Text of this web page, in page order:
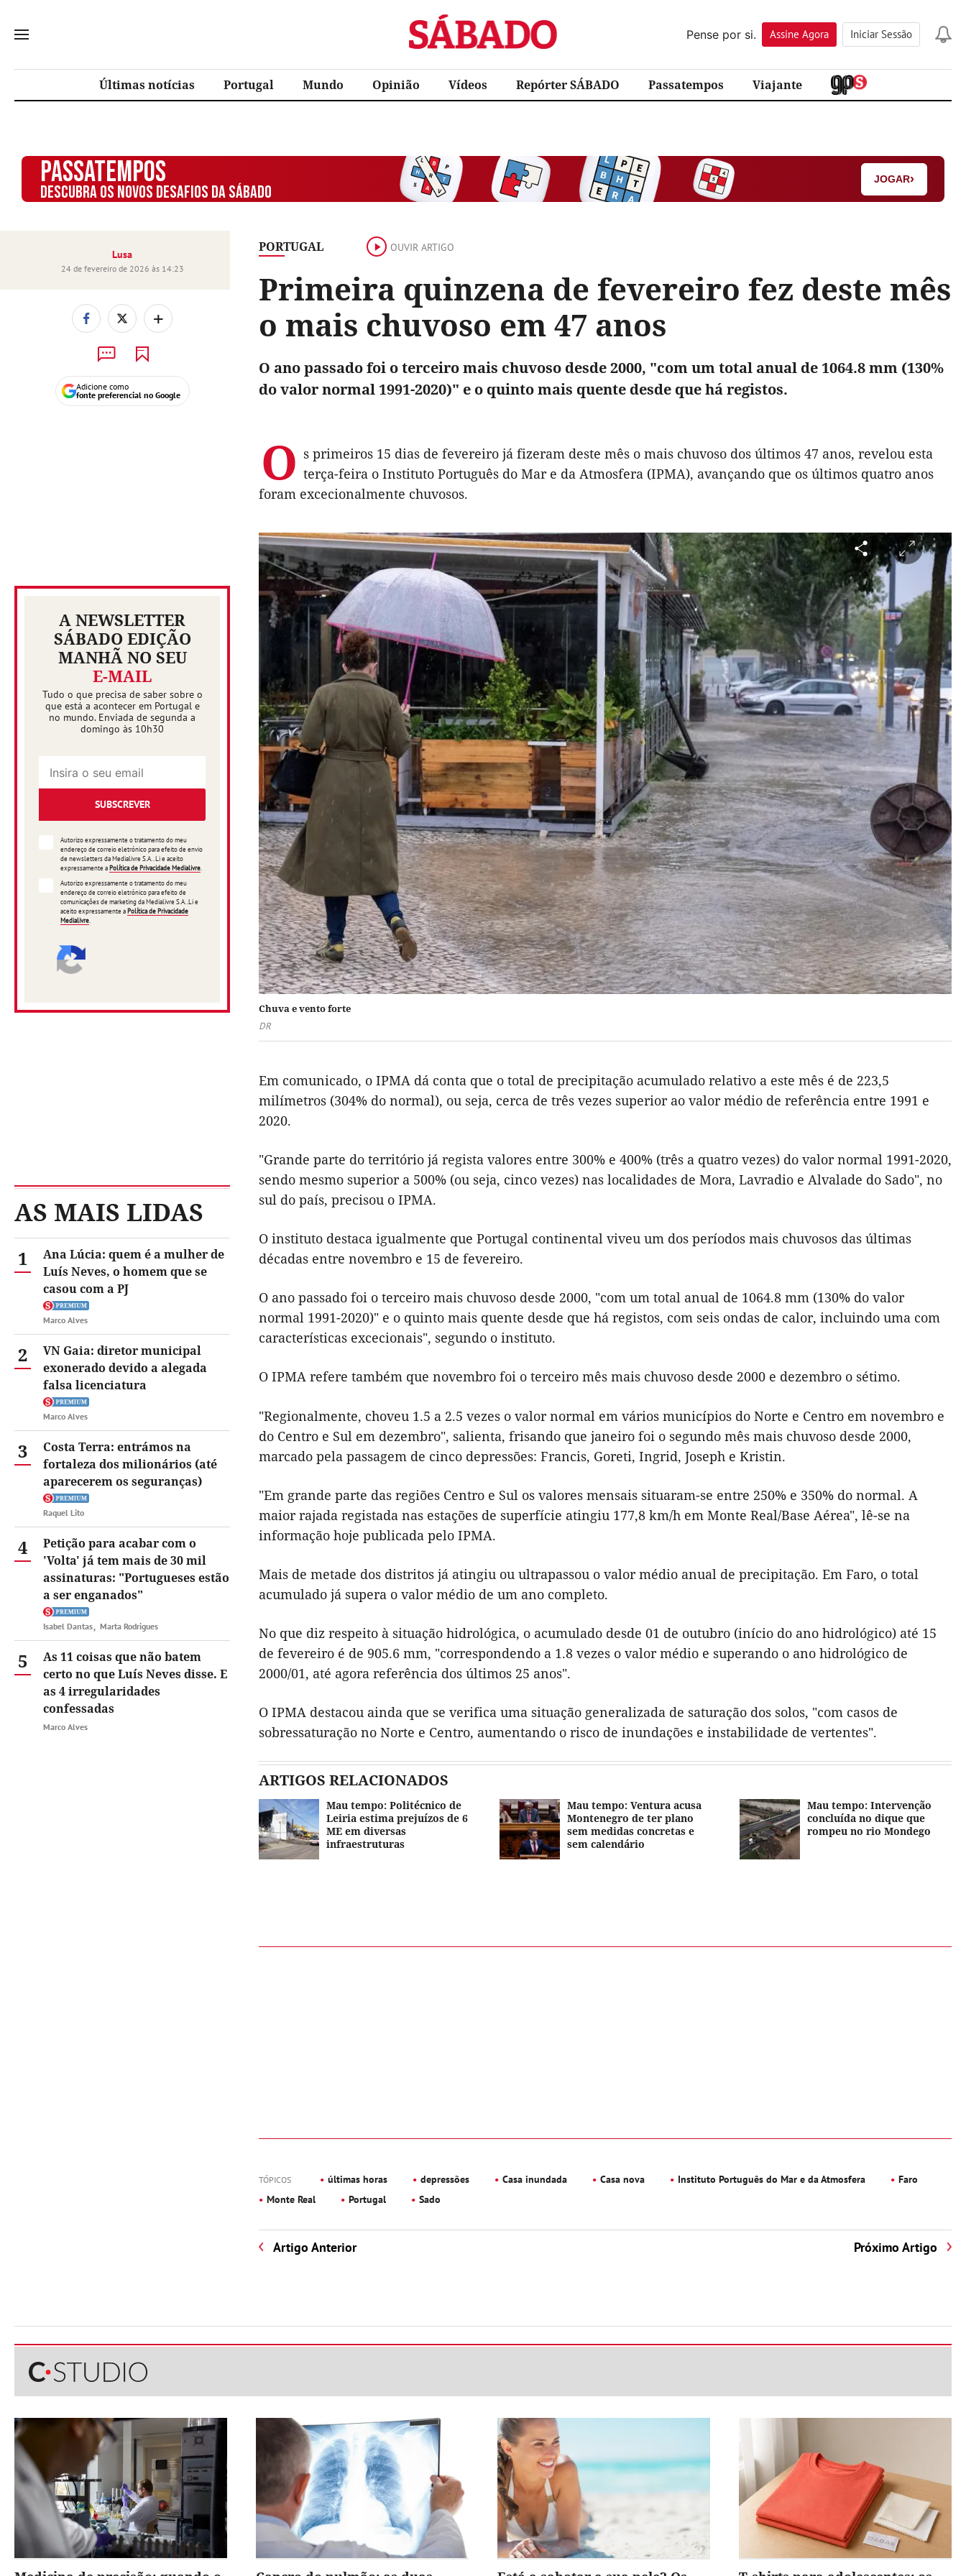
Sábado
Pense por si.
Assine Agora Iniciar Sessão
Últimas notícias Portugal Mundo Opinião Vídeos Repórter SÁBADO Passatempos Viajante
PASSATEMPOS
DESCUBRA OS NOVOS DESAFIOS DA SÁBADO
JOGAR›
PORTUGAL OUVIR ARTIGO
Primeira quinzena de fevereiro fez deste mês
o mais chuvoso em 47 anos
Lusa
24 de fevereiro de 2026 às 14:23
+
Adicione como
fonte preferencial no Google
A NEWSLETTER
SÁBADO EDIÇÃO
MANHÃ NO SEU
E-MAIL
Tudo o que precisa de saber sobre o
que está a acontecer em Portugal e
no mundo. Enviada de segunda a
domingo às 10h30
SUBSCREVER
Autorizo expressamente o tratamento do meu
endereço de correio eletrónico para efeito de envio
de newsletters da Medialivre S.A.. Li e aceito
expressamente aPolítica de Privacidade Medialivre
Autorizo expressamente o tratamento do meu
endereço de correio eletrónico para efeito de
comunicações de marketing da Medialivre S.A..Li e
aceito expressamente aPolítica de Privacidade
Medialivre
AS MAIS LIDAS
1
Ana Lúcia: quem é a mulher de
Luís Neves, o homem que se
casou com a PJ
Marco Alves
2
VN Gaia: diretor municipal
exonerado devido a alegada
falsa licenciatura
Marco Alves
3
Costa Terra: entrámos na
fortaleza dos milionários (até
aparecerem os seguranças)
Raquel Lito
4
Petição para acabar com o
'Volta' já tem mais de 30 mil
assinaturas: "Portugueses estão
a ser enganados"
Isabel Dantas Marta Rodrigues
5
As 11 coisas que não batem
certo no que Luís Neves disse. E
as 4 irregularidades
confessadas
Marco Alves
O ano passado foi o terceiro mais chuvoso desde 2000, "com um total anual de 1064.8 mm (130%
do valor normal 1991-2020)" e o quinto mais quente desde que há registos.
O s primeiros 15 dias de fevereiro já fizeram deste mês o mais chuvoso dos últimos 47 anos, revelou esta
terça-feira o Instituto Português do Mar e da Atmosfera (IPMA), avançando que os últimos quatro anos
foram excecionalmente chuvosos.
Chuva e vento forte
DR
Em comunicado, o IPMA dá conta que o total de precipitação acumulado relativo a este mês é de 223,5
milímetros (304% do normal), ou seja, cerca de três vezes superior ao valor médio de referência entre 1991 e
2020.
"Grande parte do território já regista valores entre 300% e 400% (três a quatro vezes) do valor normal 1991-2020,
sendo mesmo superior a 500% (ou seja, cinco vezes) nas localidades de Mora, Lavradio e Alvalade do Sado", no
sul do país, precisou o IPMA.
O instituto destaca igualmente que Portugal continental viveu um dos períodos mais chuvosos das últimas
décadas entre novembro e 15 de fevereiro.
O ano passado foi o terceiro mais chuvoso desde 2000, "com um total anual de 1064.8 mm (130% do valor
normal 1991-2020)" e o quinto mais quente desde que há registos, com seis ondas de calor, incluindo uma com
características excecionais", segundo o instituto.
O IPMA refere também que novembro foi o terceiro mês mais chuvoso desde 2000 e dezembro o sétimo.
"Regionalmente, choveu 1.5 a 2.5 vezes o valor normal em vários municípios do Norte e Centro em novembro e
do Centro e Sul em dezembro", salienta, frisando que janeiro foi o segundo mês mais chuvoso desde 2000,
marcado pela passagem de cinco depressões: Francis, Goreti, Ingrid, Joseph e Kristin.
"Em grande parte das regiões Centro e Sul os valores mensais situaram-se entre 250% e 350% do normal. A
maior rajada registada nas estações de superfície atingiu 177,8 km/h em Monte Real/Base Aérea", lê-se na
informação hoje publicada pelo IPMA.
Mais de metade dos distritos já atingiu ou ultrapassou o valor médio anual de precipitação. Em Faro, o total
acumulado já supera o valor médio de um ano completo.
No que diz respeito à situação hidrológica, o acumulado desde 01 de outubro (início do ano hidrológico) até 15
de fevereiro é de 905.6 mm, "correspondendo a 1.8 vezes o valor médio e superando o ano hidrológico de
2000/01, até agora referência dos últimos 25 anos".
O IPMA destacou ainda que se verifica uma situação generalizada de saturação dos solos, "com casos de
sobressaturação no Norte e Centro, aumentando o risco de inundações e instabilidade de vertentes".
ARTIGOS RELACIONADOS
Mau tempo: Politécnico de
Leiria estima prejuízos de 6
ME em diversas
infraestruturas
Mau tempo: Ventura acusa
Montenegro de ter plano
sem medidas concretas e
sem calendário
Mau tempo: Intervenção
concluída no dique que
rompeu no rio Mondego
TÓPICOS últimas horas depressões Casa inundada Casa nova Instituto Português do Mar e da Atmosfera
Faro
Monte Real
Portugal Sado
Artigo Anterior Próximo Artigo